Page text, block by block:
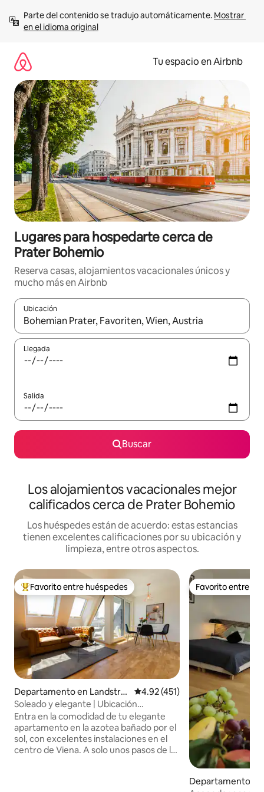
contenido
Parte del contenido se tradujo automáticamente. Mostrar
en el idioma original
Tu espacio en Airbnb
Lugares para hospedarte cerca de
Prater Bohemio
Reserva casas, alojamientos vacacionales únicos y
mucho más en Airbnb
Ubicación
Cuando los resultados estén disponibles, podrás navegar
Llegada
Salida
Buscar
Los alojamientos vacacionales mejor
calificados cerca de Prater Bohemio
Los huéspedes están de acuerdo: estas estancias
tienen excelentes calificaciones por su ubicación y
limpieza, entre otros aspectos.
De los mejores en Favorito entre huéspedes
Favorito entre huéspedes
Departamento en Landstra
ße
Calificación promedio: 4.92 de
4.92 (451)
Soleado y elegante | Ubicación
privilegiada, cama tamaño king y balcón
Entra en la comodidad de tu elegante
apartamento en la azotea bañado por el
sol, con excelentes instalaciones en el
centro de Viena. A solo unos pasos de la
Favorito entre
Favorito entre
Departamento